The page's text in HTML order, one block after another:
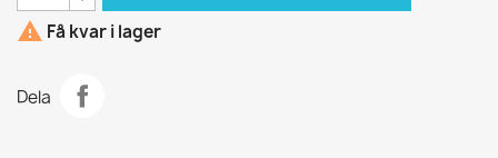
 Få kvar i lager
Dela